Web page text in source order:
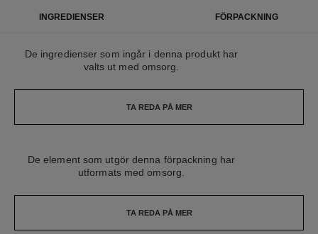
INGREDIENSER FÖRPACKNING
De ingredienser som ingår i denna produkt har
valts ut med omsorg.
TA REDA PÅ MER
De element som utgör denna förpackning har
utformats med omsorg.
TA REDA PÅ MER